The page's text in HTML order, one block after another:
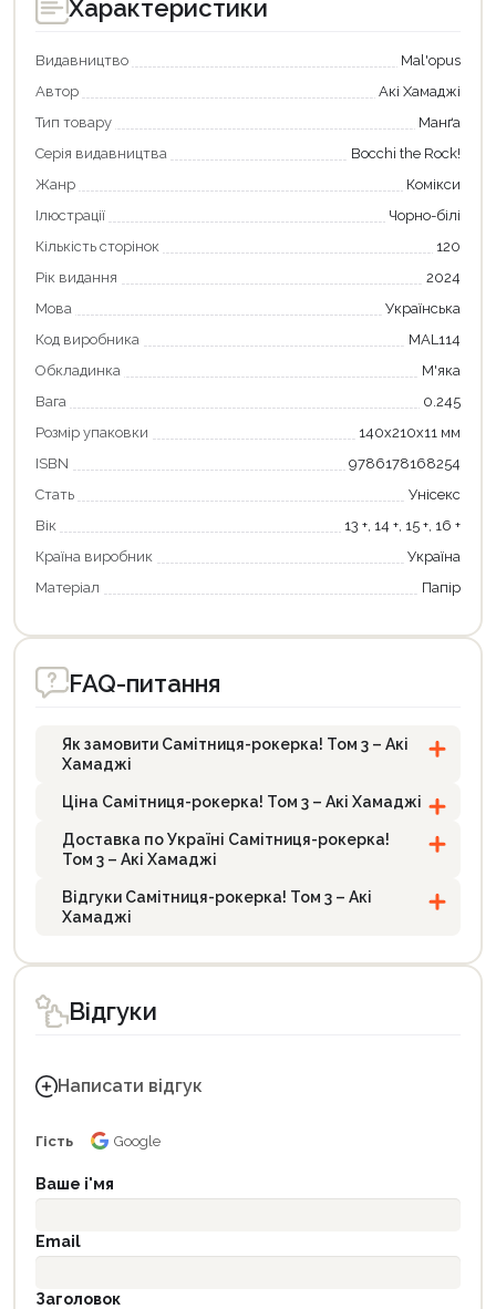
Характеристики
Видавництво
Mal'opus
Автор
Акі Хамаджі
Тип товару
Манґа
Серія видавництва
Bocchi the Rock!
Жанр
Комікси
Ілюстрації
Чорно-білі
Кількість сторінок
120
Рік видання
2024
Мова
Українська
Код виробника
MAL114
Обкладинка
М'яка
Вага
0.245
Розмір упаковки
140x210x11 мм
ISBN
9786178168254
Стать
Унісекс
Вік
13 +, 14 +, 15 +, 16 +
Країна виробник
Україна
Матеріал
Папір
FAQ-питання
Як замовити Самітниця-рокерка! Том 3 – Акі
Хамаджі
Ціна Самітниця-рокерка! Том 3 – Акі Хамаджі
Доставка по Україні Самітниця-рокерка!
Том 3 – Акі Хамаджі
Відгуки Самітниця-рокерка! Том 3 – Акі
Хамаджі
Відгуки
Написати відгук
Гість Google
Ваше і'мя
Email
Заголовок
Продовжити покупки